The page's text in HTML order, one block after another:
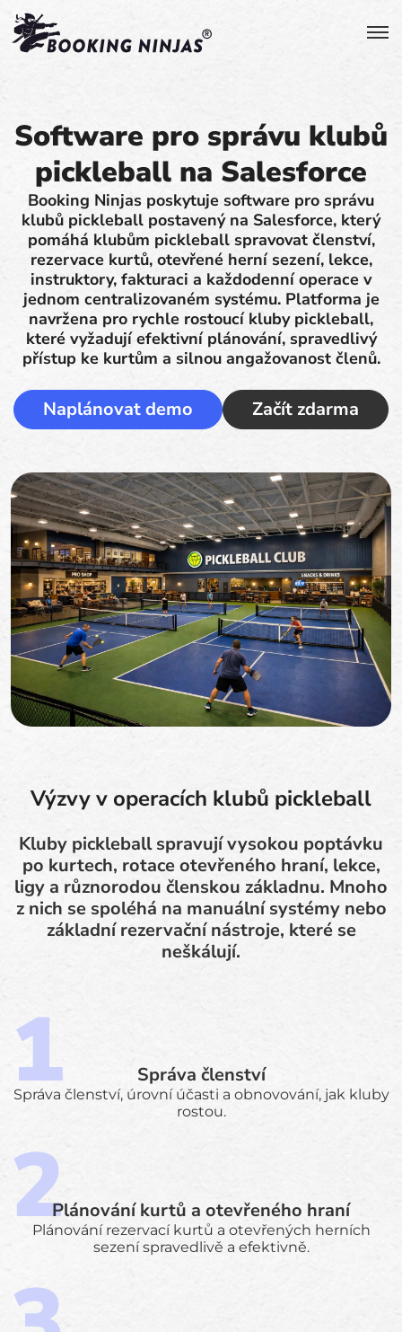
Software pro správu klubů
pickleball na Salesforce
Booking Ninjas poskytuje software pro správu
klubů pickleball postavený na Salesforce, který
pomáhá klubům pickleball spravovat členství,
rezervace kurtů, otevřené herní sezení, lekce,
instruktory, fakturaci a každodenní operace v
jednom centralizovaném systému. Platforma je
navržena pro rychle rostoucí kluby pickleball,
které vyžadují efektivní plánování, spravedlivý
přístup ke kurtům a silnou angažovanost členů.
Naplánovat demo Začít zdarma
Výzvy v operacích klubů pickleball
Kluby pickleball spravují vysokou poptávku
po kurtech, rotace otevřeného hraní, lekce,
ligy a různorodou členskou základnu. Mnoho
z nich se spoléhá na manuální systémy nebo
základní rezervační nástroje, které se
neškálují.
Správa členství
Správa členství, úrovní účasti a obnovování, jak kluby
rostou.
Plánování kurtů a otevřeného hraní
Plánování rezervací kurtů a otevřených herních
sezení spravedlivě a efektivně.